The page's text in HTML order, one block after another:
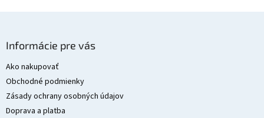
Informácie pre vás
Ako nakupovať
Obchodné podmienky
Zásady ochrany osobných údajov
Doprava a platba